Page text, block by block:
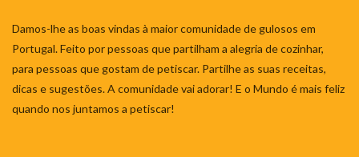
Damos-lhe as boas vindas à maior comunidade de gulosos em
Portugal. Feito por pessoas que partilham a alegria de cozinhar,
para pessoas que gostam de petiscar. Partilhe as suas receitas,
dicas e sugestões. A comunidade vai adorar! E o Mundo é mais feliz
quando nos juntamos a petiscar!